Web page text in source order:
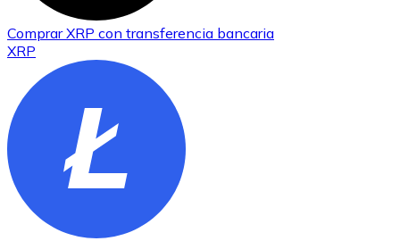
ComprarXRP con transferencia bancaria
XRP